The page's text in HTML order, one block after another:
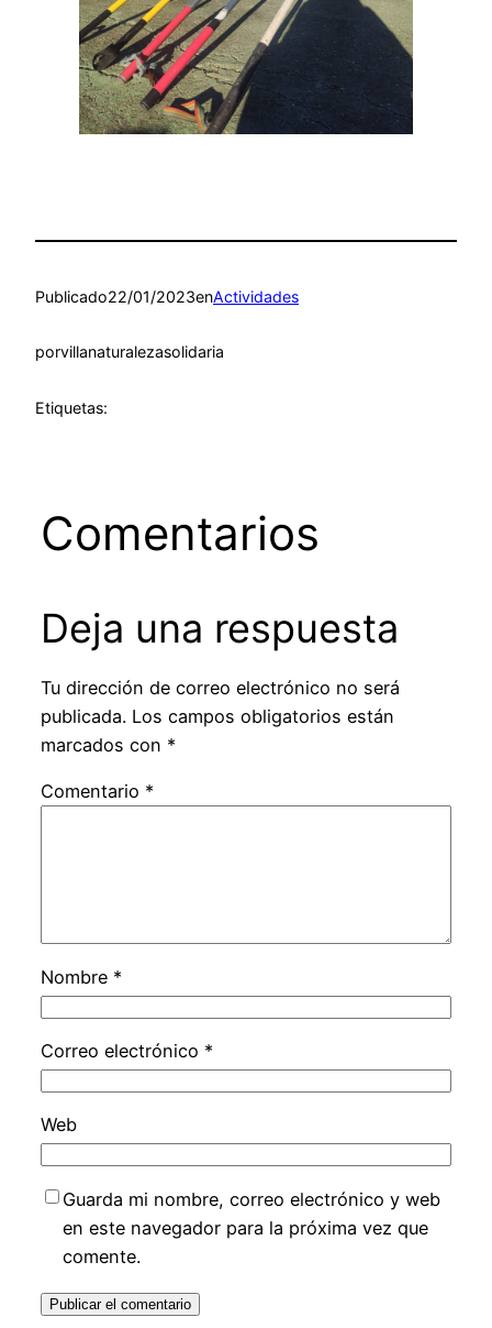
Publicado22/01/2023enActividades
porvillanaturalezasolidaria
Etiquetas:
Comentarios
Deja una respuesta
Tu dirección de correo electrónico no será
publicada. Los campos obligatorios están
marcados con *
Comentario *
Nombre *
Correo electrónico *
Web
Guarda mi nombre, correo electrónico y web
en este navegador para la próxima vez que
comente.